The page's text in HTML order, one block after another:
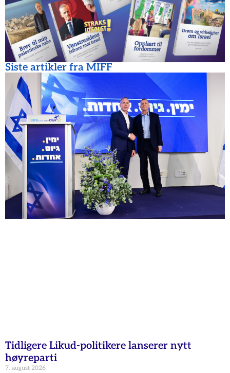
Siste artikler fra MIFF
Tidligere Likud-politikere lanserer nytt
høyreparti
7. august 2026